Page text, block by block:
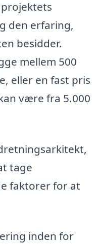
den erfaring,
besidder.
mellem 500
eller en fast pris
være fra 5.000
tage
faktorer for at
inden for